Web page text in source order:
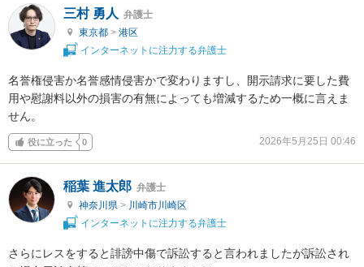
三村 勇人 弁護士
東京都 > 港区
インターネットに注力する弁護士
名誉権侵害か名誉感情侵害かで変わりますし、開示請求に要した費
用や慰謝料以外の損害の有無によっても増減するため一概に言えま
せん。
役に立った 0 2026年5月25日 00:46
稲葉 進太郎 弁護士
神奈川県 > 川崎市川崎区
インターネットに注力する弁護士
さらにレスをすると誹謗中傷で訴訟すると言われましたが訴訟され